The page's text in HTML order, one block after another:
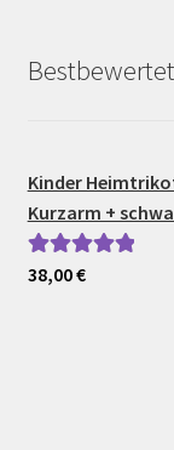
Kinder
Kurzarm +
Bewertet mit
38,00€